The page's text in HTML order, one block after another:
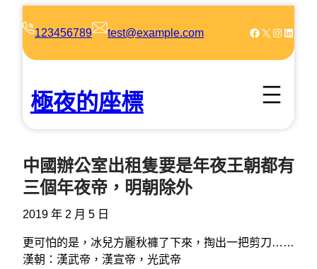
123456789 test@example.com Facebook X Instagram LinkedIn
極夜的座標
中國辦公室出租隻要是年夜王朝都有
三個年夜帝，明朝除外
2019 年 2 月 5 日
更可怕的是，冰兒方麗秋褲了下來，掏出一把剪刀……
漢朝：漢武帝，漢宣帝，光武帝